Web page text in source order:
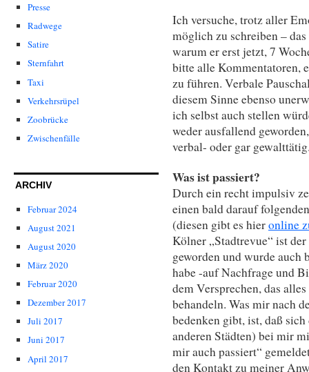
Presse
Radwege
Satire
Sternfahrt
Taxi
Verkehrsrüpel
Zoobrücke
Zwischenfälle
ARCHIV
Februar 2024
August 2021
August 2020
März 2020
Februar 2020
Dezember 2017
Juli 2017
Juni 2017
April 2017
Ich versuche, trotz aller
möglich zu schreiben –
warum er erst jetzt, 7
bitte alle Kommentatoren,
zu führen. Verbale
diesem Sinne ebenso
ich selbst auch stellen
weder ausfallend
verbal- oder gar
Was ist passiert?
Durch ein recht impulsiv
einen bald darauf
(diesen gibt es hieronline
Kölner „Stadtrevue“ ist
geworden und wurde
habe -auf Nachfrage und
dem Versprechen, das
behandeln. Was mir nach
bedenken gibt, ist, daß
anderen Städten) bei mir
mir auch passiert“
den Kontakt zu meiner